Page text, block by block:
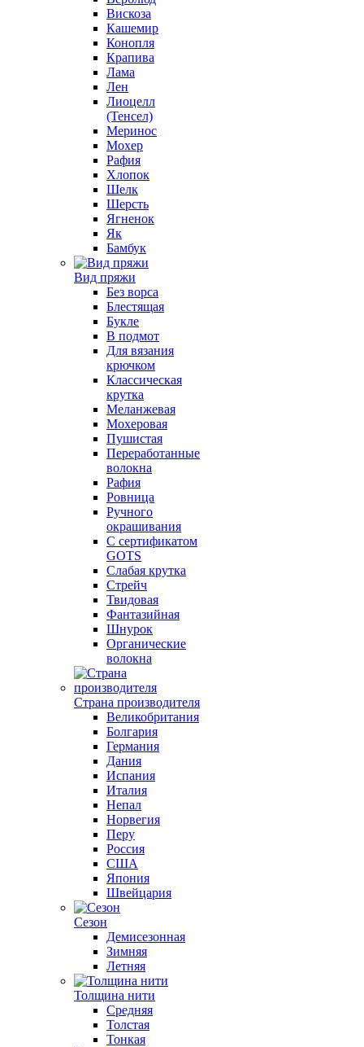
Вискоза
Кашемир
Конопля
Крапива
Лама
Лен
Лиоцелл
(Тенсел)
Меринос
Мохер
Рафия
Хлопок
Шелк
Шерсть
Ягненок
Як
Бамбук
Вид пряжи
Без ворса
Блестящая
Букле
В подмот
Для вязания
крючком
Классическая
крутка
Меланжевая
Мохеровая
Пушистая
Переработанные
волокна
Рафия
Ровница
Ручного
окрашивания
С сертификатом
GOTS
Слабая крутка
Стрейч
Твидовая
Фантазийная
Шнурок
Органические
волокна
Страна производителя
Великобритания
Болгария
Германия
Дания
Испания
Италия
Непал
Норвегия
Перу
Россия
США
Япония
Швейцария
Сезон
Демисезонная
Зимняя
Летняя
Толщина нити
Средняя
Толстая
Тонкая